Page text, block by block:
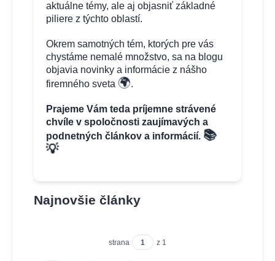
aktuálne témy, ale aj objasniť základné
piliere z týchto oblastí.
Okrem samotných tém, ktorých pre vás
chystáme nemalé množstvo, sa na blogu
objavia novinky a informácie z nášho
firemného sveta 🌍.
Prajeme Vám teda príjemne strávené
chvíle v spoločnosti zaujímavých a
podnetných článkov a informácií. 📚
💡
Najnovšie články
strana z 1